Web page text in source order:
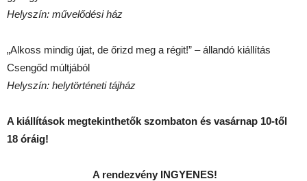
Helyszín: művelődési ház
„Alkoss mindig újat, de őrizd meg a régit!” – állandó kiállítás
Csengőd múltjából
Helyszín: helytörténeti tájház
A kiállítások megtekinthetők szombaton és vasárnap 10-től
18 óráig!
A rendezvény INGYENES!